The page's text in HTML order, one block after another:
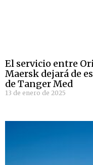
El servicio entre
Maersk dejará de
de Tanger Med
13 de enero de 2025